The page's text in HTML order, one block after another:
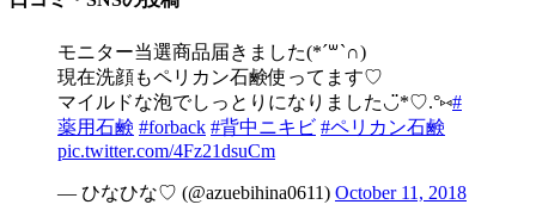
モニター当選商品届きました(*´꒳`∩)
現在洗顔もペリカン石鹸使ってます♡
マイルドな泡でしっとりになりました◡̈*♡.°⑅#
薬用石鹸 #forback #背中ニキビ #ペリカン石鹸
pic.twitter.com/4Fz21dsuCm
— ひなひな♡ (@azuebihina0611) October 11, 2018